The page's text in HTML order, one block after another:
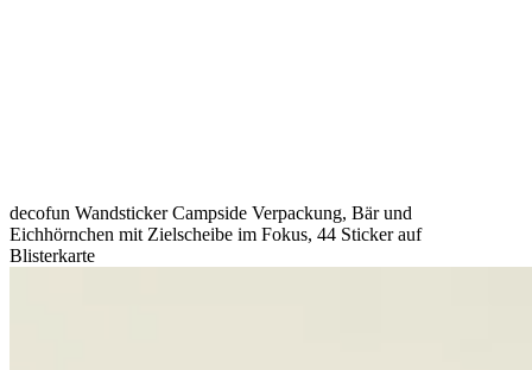
decofun Wandsticker Campside Verpackung, Bär und
Eichhörnchen mit Zielscheibe im Fokus, 44 Sticker auf
Blisterkarte